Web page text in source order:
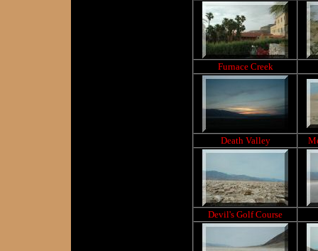
Furnace Creek
Death Valley
Devil's Golf Course